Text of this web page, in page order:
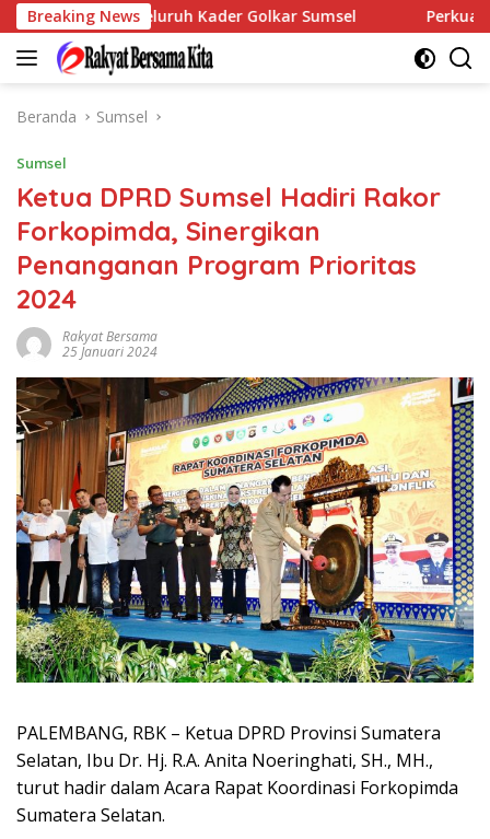
Langsung
ke
konten
Breaking News
Seluruh Kader Golkar Sumsel Perkuat Tata
Beranda Sumsel
Sumsel
Ketua DPRD Sumsel Hadiri Rakor
Forkopimda, Sinergikan
Penanganan Program Prioritas
2024
Rakyat Bersama
25 Januari 2024
PALEMBANG, RBK – Ketua DPRD Provinsi Sumatera
Selatan, Ibu Dr. Hj. R.A. Anita Noeringhati, SH., MH.,
turut hadir dalam Acara Rapat Koordinasi Forkopimda
Sumatera Selatan.